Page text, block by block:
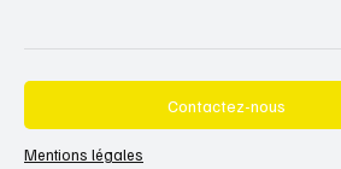
Contactez-nous
Mentions légales